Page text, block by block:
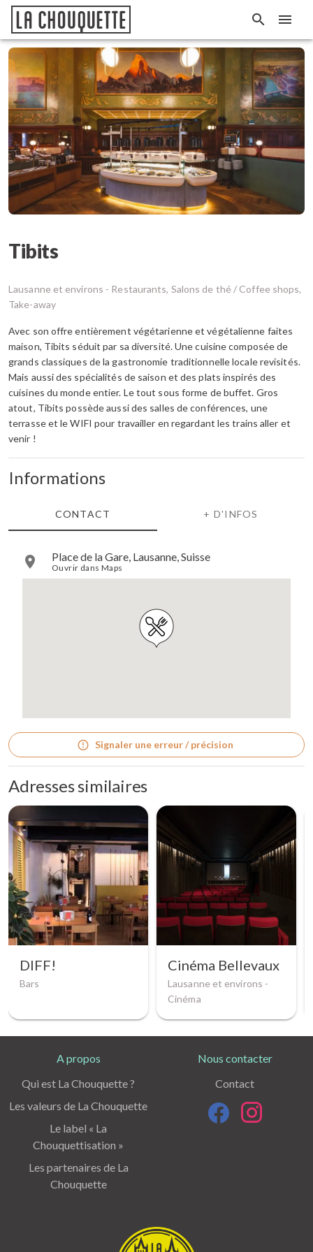
Tibits
Lausanne et environs - Restaurants, Salons de thé / Coffee shops,
Take-away
Avec son offre entièrement végétarienne et végétalienne faites
maison, Tibits séduit par sa diversité. Une cuisine composée de
grands classiques de la gastronomie traditionnelle locale revisités.
Mais aussi des spécialités de saison et des plats inspirés des
cuisines du monde entier. Le tout sous forme de buffet. Gros
atout, Tibits possède aussi des salles de conférences, une
terrasse et le WIFI pour travailler en regardant les trains aller et
venir !
Informations
CONTACT + D'INFOS
Place de la Gare, Lausanne, Suisse
Ouvrir dans Maps
Signaler une erreur / précision
Adresses similaires
DIFF!
Bars
Cinéma Bellevaux
Lausanne et environs -
Cinéma
A propos
Qui est La Chouquette ?
Les valeurs de La Chouquette
Le label « La
Chouquettisation »
Les partenaires de La
Chouquette
Nous contacter
Contact